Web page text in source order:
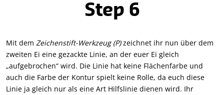
Step 6
Mit dem Zeichenstift-Werkzeug (P)zeichnet ihr nun über dem
zweiten Ei eine gezackte Linie, an der euer Ei gleich
„aufgebrochen“ wird. Die Linie hat keine Flächenfarbe und
auch die Farbe der Kontur spielt keine Rolle, da euch diese
Linie ja gleich nur als eine Art Hilfslinie dienen wird. Ihr